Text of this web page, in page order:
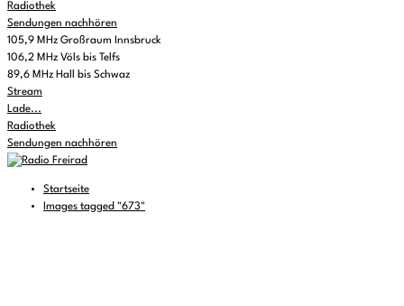
Radiothek
Sendungen nachhören
105,9 MHz Großraum Innsbruck
106,2 MHz Völs bis Telfs
89,6 MHz Hall bis Schwaz
Stream
Lade...
Radiothek
Sendungen nachhören
Startseite
Images tagged "673"